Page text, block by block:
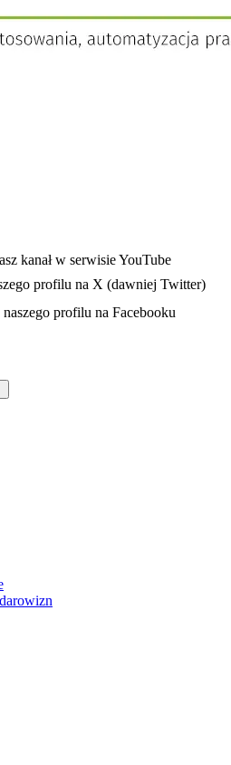
karcie
w nowej karcie
kanał w serwisie YouTube
profilu na X (dawniej Twitter)
się w nowej karcieprofilu na Facebooku